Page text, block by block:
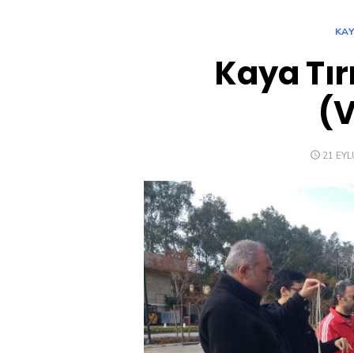
Kaya
21